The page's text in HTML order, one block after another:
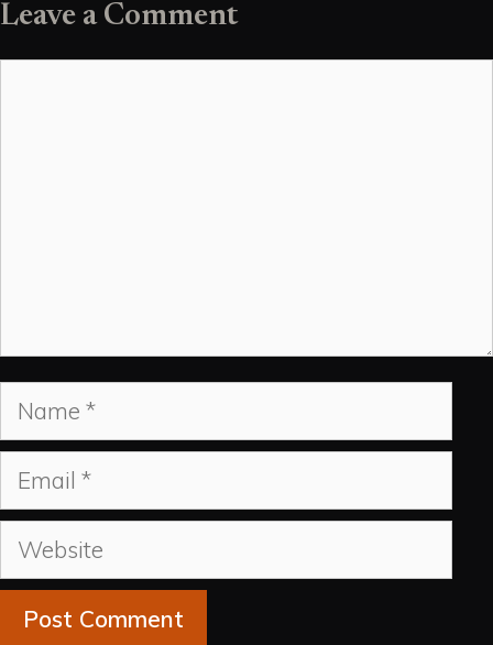
Leave a Comment
Name
Email
Website